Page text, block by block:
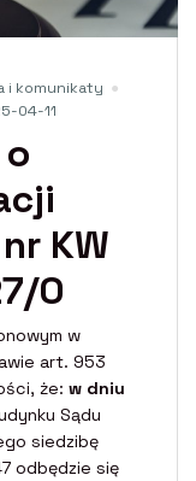
i komunikaty
04-11
KW
0
w
art. 953
że: w dniu
Sądu
siedzibę
odbędzie się